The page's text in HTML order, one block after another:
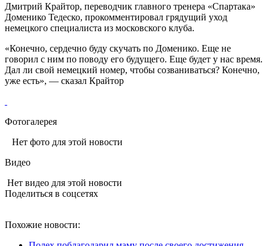
Дмитрий Крайтор, переводчик главного тренера «Спартака»
Доменико Тедеско, прокомментировал грядущий уход
немецкого специалиста из московского клуба.
«Конечно, сердечно буду скучать по Доменико. Еще не
говорил с ним по поводу его будущего. Еще будет у нас время.
Дал ли свой немецкий номер, чтобы созваниваться? Конечно,
уже есть», — сказал Крайтор
Фотогалерея
Нет фото для этой новости
Видео
Нет видео для этой новости
Поделиться в соцсетях
Похожие новости: